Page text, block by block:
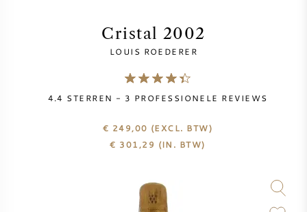
NIEUW BINNEN
WHISKY SALE
Cristal 2002
LOUIS ROEDERER
4.4 STERREN - 3 PROFESSIONELE REVIEWS
€ 249,00 (EXCL. BTW)
€ 301,29 (IN. BTW)